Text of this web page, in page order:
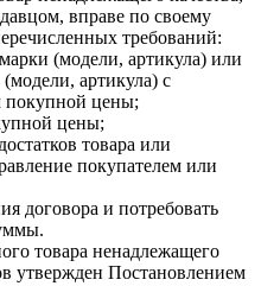
вправе по своему
требований:
(модели, артикула) или
артикула) с
покупной цены;
цены;
товара или
покупателем или
договора и потребовать
товара ненадлежащего
утвержден Постановлением